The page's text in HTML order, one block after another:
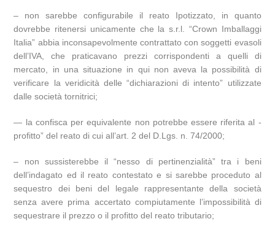
– non sarebbe configurabile il reato Ipotizzato, in quanto
dovrebbe ritenersi unicamente che la s.r.l. “Crown Imballaggi
Italia” abbia inconsapevolmente contrattato con soggetti evasoli
dell’IVA, che praticavano prezzi corrispondenti a quelli di
mercato, in una situazione in qui non aveva la possibilità di
verificare la veridicità delle “dichiarazioni di intento” utilizzate
dalle società tornitrici;
— la confisca per equivalente non potrebbe essere riferita al -
profitto” del reato di cui all’art. 2 del D.Lgs. n. 74/2000;
– non sussisterebbe il “nesso di pertinenzialità” tra i beni
dell’indagato ed il reato contestato e si sarebbe proceduto al
sequestro dei beni del legale rappresentante della società
senza avere prima accertato compiutamente l’impossibilità di
sequestrare il prezzo o il profitto del reato tributario;